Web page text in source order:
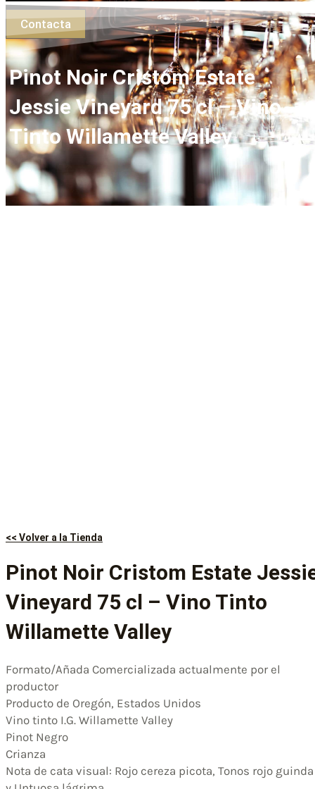
Contacta
Pinot Noir Cristom Estate
Jessie Vineyard 75 cl – Vino
Tinto Willamette Valley
<< Volver a la Tienda
Pinot Noir Cristom Estate
Vineyard 75 cl – Vino Tinto
Willamette Valley
Formato/Añada Comercializada actualmente por el
productor
Producto de Oregón, Estados Unidos
Vino tinto I.G. Willamette Valley
Pinot Negro
Crianza
Nota de cata visual: Rojo cereza picota, Tonos rojo guinda